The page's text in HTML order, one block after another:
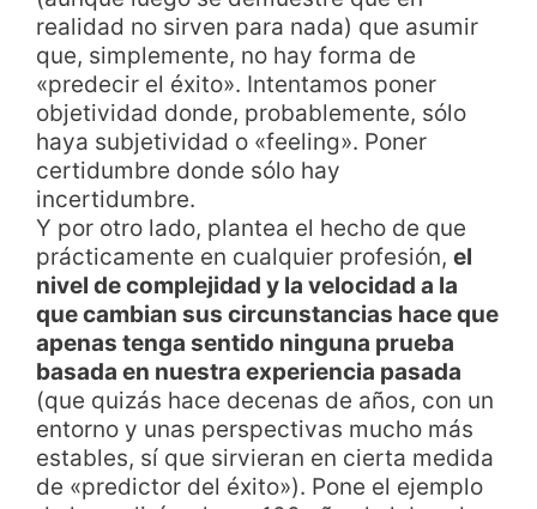
realidad no sirven para nada) que asumir
que, simplemente, no hay forma de
«predecir el éxito». Intentamos poner
objetividad donde, probablemente, sólo
haya subjetividad o «feeling». Poner
certidumbre donde sólo hay
incertidumbre.
Y por otro lado, plantea el hecho de que
prácticamente en cualquier profesión, el
nivel de complejidad y la velocidad a la
que cambian sus circunstancias hace que
apenas tenga sentido ninguna prueba
basada en nuestra experiencia pasada
(que quizás hace decenas de años, con un
entorno y unas perspectivas mucho más
estables, sí que sirvieran en cierta medida
de «predictor del éxito»). Pone el ejemplo